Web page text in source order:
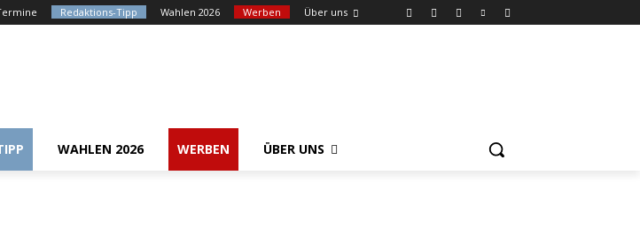
Redaktions-Tipp Wahlen 2026 Werben Über uns
WAHLEN 2026 WERBEN ÜBER UNS